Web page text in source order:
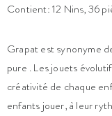
Contient: 12 Nins, 36
Grapat est synonyme
pure . Les jouets
créativité de chaque
enfants jouer, à leur